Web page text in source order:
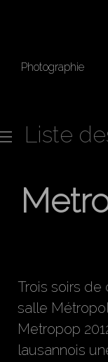
Photographie
Liste
Trois soirs
salle
Metropop
lausannois